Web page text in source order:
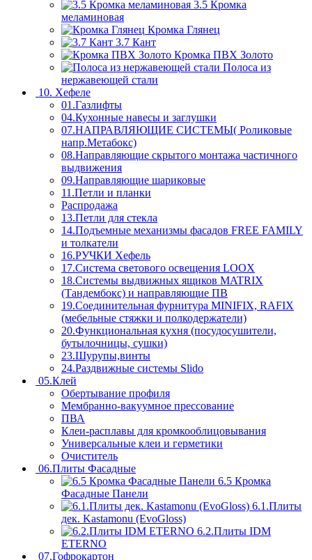
3.5 Кромка
меламиновая
Кромка Глянец
3.7 Кант
Кромка ПВХ Золото
Полоса из
нержавеющей стали
10. Хефеле
01.Газлифты
04.Кухонные навесы и заглушки
07.НАПРАВЛЯЮЩИЕ СИСТЕМЫ( Роликовые
напр.Метабокс)
08.Направляющие скрытого монтажа частичного
выдвижения
09.Направляющие шариковые
11.Петли и планки
Распродажа
13.Петли для стекла
14.Подъемные механизмы фасадов FREE FAMILY
и толкатели
16.РУЧКИ Хефель
17.Система светового освещения LOOX
18.Системы выдвижных ящиков MATRIX
(Тандембокс) и направляющие ПВ
19.Соединительная фурнитура MINIFIX, RAFIX
(мебельные стяжки и полкодержатели)
20.Функциональная кухня (посудосушители,
бутылочницы, сушки)
23.Шурупы,винты
24.Раздвижные системы Slido
05.Клей
Обертывание профиля
Мембранно-вакуумное прессование
ПВА
Клеи-расплавы для кромкооблицовывания
Универсальные клеи и герметики
Очиститель
06.Плиты Фасадные
6.5 Кромка
Фасадные Панели
6.1.Плиты
дек. Kastamonu (EvoGloss)
6.2.Плиты IDM
ETERNO
07.Гофрокартон